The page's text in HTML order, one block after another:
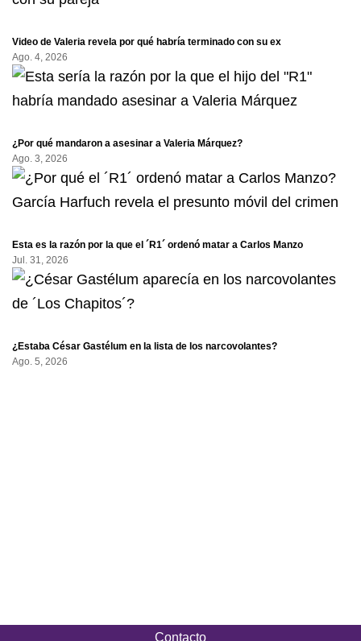
Video de Valeria revela por qué habría terminado con su ex
Ago. 4, 2026
¿Por qué mandaron a asesinar a Valeria Márquez?
Ago. 3, 2026
Esta es la razón por la que el ´R1´ ordenó matar a Carlos Manzo
Jul. 31, 2026
¿Estaba César Gastélum en la lista de los narcovolantes?
Ago. 5, 2026
Contacto